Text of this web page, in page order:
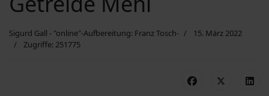
Sigurd Gall - "online"-Aufbereitung: Franz Tosch-
15. März 2022
Zugriffe: 251775